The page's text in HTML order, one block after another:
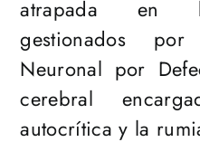
atrapada en
gestionados
Neuronal por
cerebral
autocrítica y la